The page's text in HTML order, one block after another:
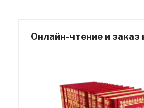
Онлайн-чтение и заказ